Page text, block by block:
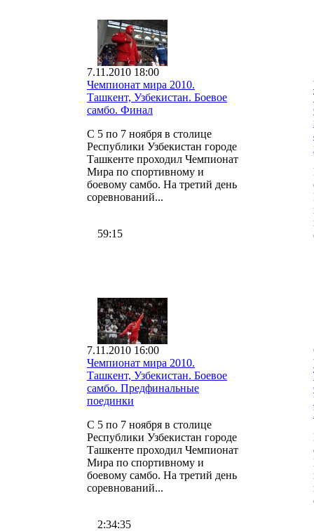
7.11.2010 18:00
Чемпионат мира 2010.
Ташкент, Узбекистан. Боевое
самбо. Финал
С 5 по 7 ноября в столице
Республики Узбекистан городе
Ташкенте проходил Чемпионат
Мира по спортивному и
боевому самбо. На третий день
соревнований...
59:15
7.11.2010 16:00
Чемпионат мира 2010.
Ташкент, Узбекистан. Боевое
самбо. Предфинальные
поединки
С 5 по 7 ноября в столице
Республики Узбекистан городе
Ташкенте проходил Чемпионат
Мира по спортивному и
боевому самбо. На третий день
соревнований...
2:34:35